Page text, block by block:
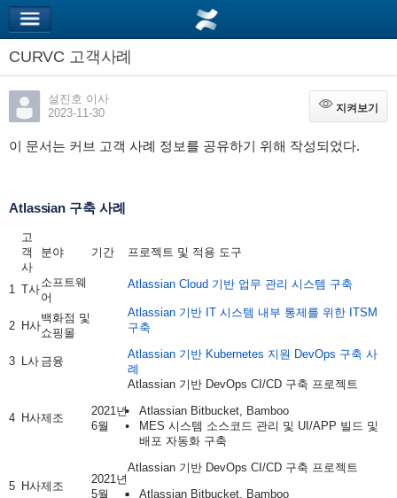
CURVC 고객사례
설진호 이사
2023-11-30
지켜보기
지켜보기
이 문서는 커브 고객 사례 정보를 공유하기 위해 작성되었다.
Atlassian 구축 사례
고
객
사
분야 기간 프로젝트 및 적용 도구
1 T사
소프트웨
어
Atlassian Cloud 기반 업무 관리 시스템 구축
2 H사
백화점 및
쇼핑몰
Atlassian 기반 IT 시스템 내부 통제를 위한 ITSM
구축
3 L사 금융
Atlassian 기반 Kubernetes 지원 DevOps 구축 사
례
4 H사제조
2021년
6월
Atlassian 기반 DevOps CI/CD 구축 프로젝트
Atlassian Bitbucket, Bamboo
MES 시스템 소스코드 관리 및 UI/APP 빌드 및
배포 자동화 구축
5 H사제조
2021년
5월
Atlassian 기반 DevOps CI/CD 구축 프로젝트
Atlassian Bitbucket, Bamboo